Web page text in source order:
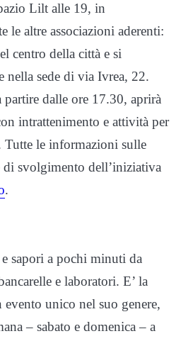
Lilt alle 19, in
le altre associazioni aderenti:
centro della città e si
nella sede di via Ivrea, 22.
dalle ore 17.30, aprirà
intrattenimento e attività per
Tutte le informazioni sulle
svolgimento dell’iniziativa
.
sapori a pochi minuti da
e laboratori. E’ la
evento unico nel suo genere,
– sabato e domenica – a